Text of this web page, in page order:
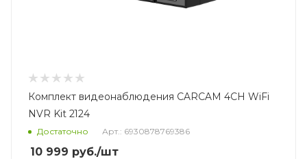
Комплект видеонаблюдения CARCAM 4CH WiFi
NVR Kit 2124
Достаточно Арт.: 6930878769386
10 999 руб./шт